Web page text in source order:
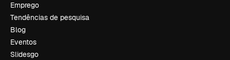
Emprego
Tendências de pesquisa
Blog
Eventos
Slidesgo